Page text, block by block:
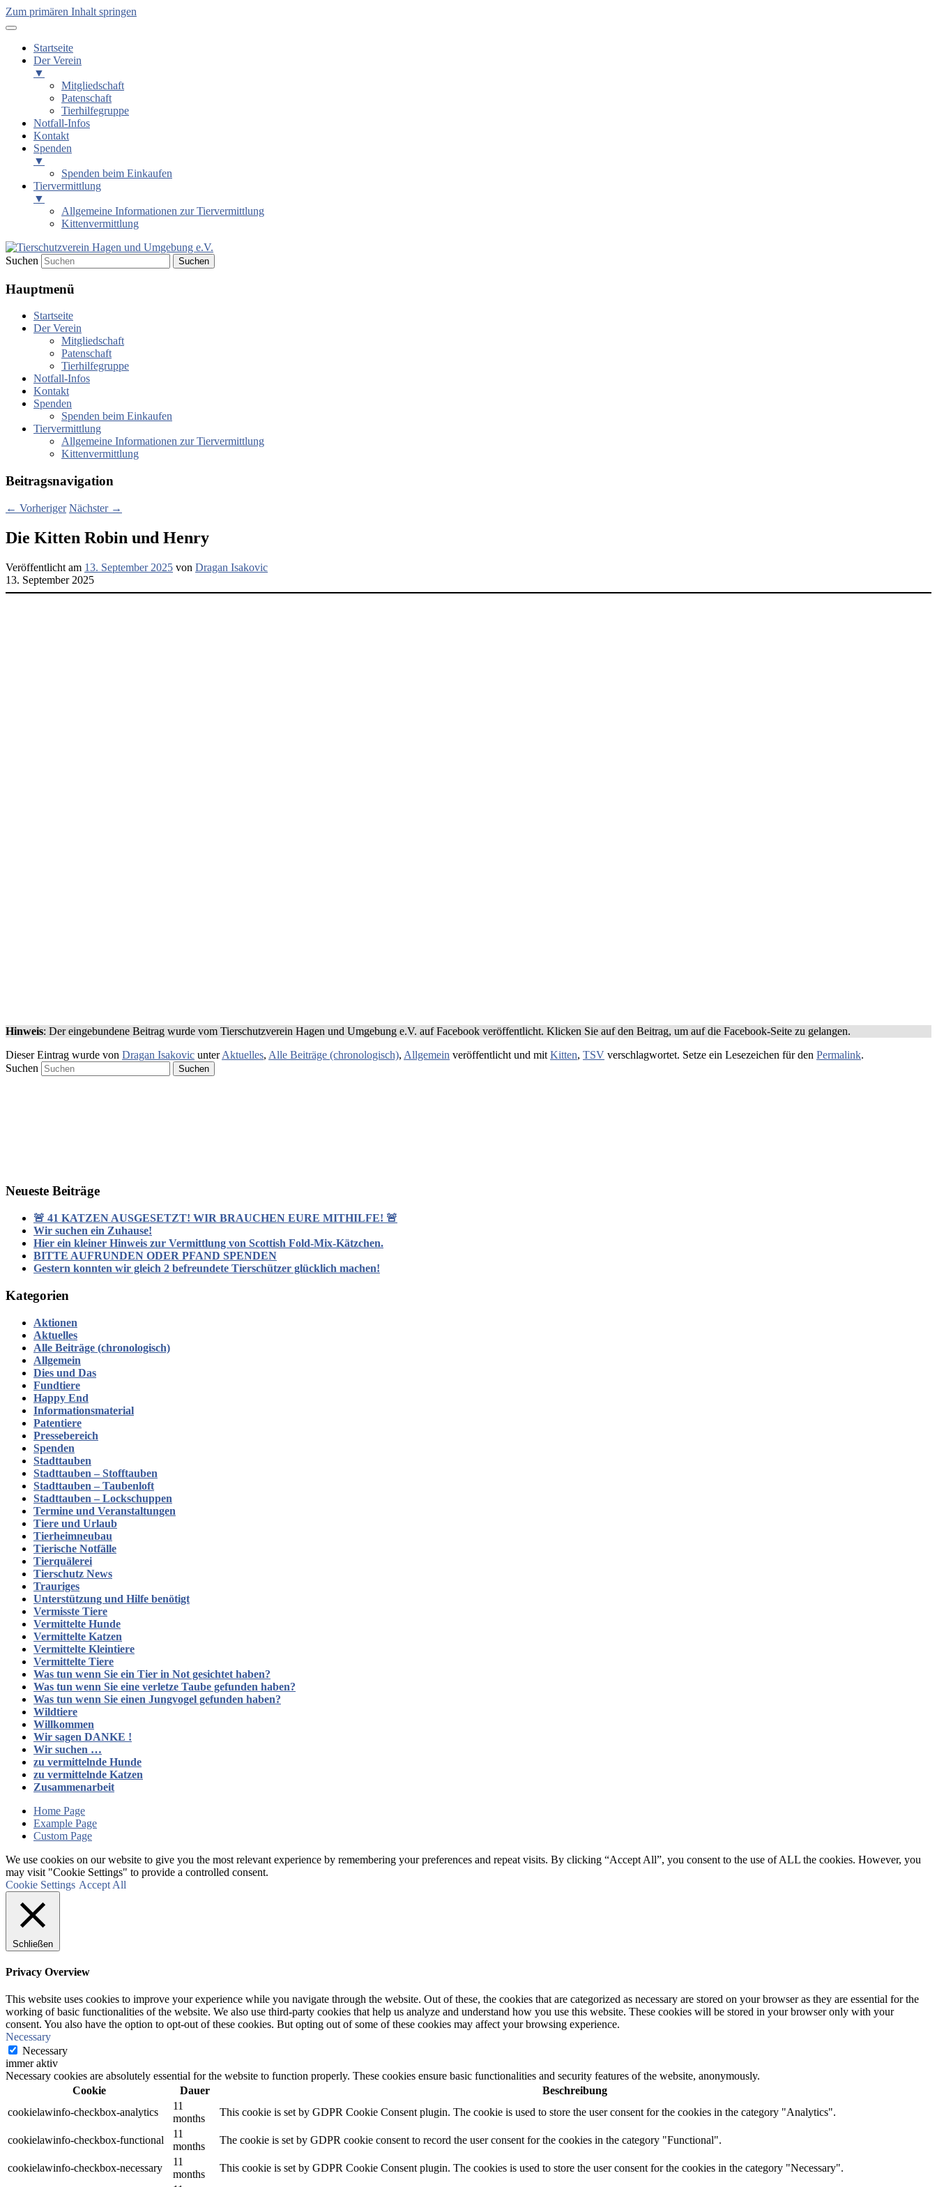
Zum primären Inhalt springen
Startseite
Der Verein
▼
Mitgliedschaft
Patenschaft
Tierhilfegruppe
Notfall-Infos
Kontakt
Spenden
▼
Spenden beim Einkaufen
Tiervermittlung
▼
Allgemeine Informationen zur Tiervermittlung
Kittenvermittlung
Tierschutzverein Hagen und Umgebung e.V.
Suchen
Hauptmenü
Startseite
Der Verein
Mitgliedschaft
Patenschaft
Tierhilfegruppe
Notfall-Infos
Kontakt
Spenden
Spenden beim Einkaufen
Tiervermittlung
Allgemeine Informationen zur Tiervermittlung
Kittenvermittlung
Beitragsnavigation
← Vorheriger Nächster →
Die Kitten Robin und Henry
Veröffentlicht am 13. September 2025 von Dragan Isakovic
13. September 2025
Hinweis: Der eingebundene Beitrag wurde vom Tierschutzverein Hagen und Umgebung e.V. auf Facebook veröffentlicht. Klicken Sie auf den Beitrag, um auf die Facebook-Seite zu gelangen.
Dieser Eintrag wurde von Dragan Isakovic unterAktuelles, Alle Beiträge (chronologisch), Allgemein veröffentlicht und mit Kitten, TSV verschlagwortet. Setze ein Lesezeichen für den Permalink.
Suchen
Neueste Beiträge
🚨 41 KATZEN AUSGESETZT! WIR BRAUCHEN EURE MITHILFE! 🚨
Wir suchen ein Zuhause!
Hier ein kleiner Hinweis zur Vermittlung von Scottish Fold-Mix-Kätzchen.
BITTE AUFRUNDEN ODER PFAND SPENDEN
Gestern konnten wir gleich 2 befreundete Tierschützer glücklich machen!
Kategorien
Aktionen
Aktuelles
Alle Beiträge (chronologisch)
Allgemein
Dies und Das
Fundtiere
Happy End
Informationsmaterial
Patentiere
Pressebereich
Spenden
Stadttauben
Stadttauben – Stofftauben
Stadttauben – Taubenloft
Stadttauben – Lockschuppen
Termine und Veranstaltungen
Tiere und Urlaub
Tierheimneubau
Tierische Notfälle
Tierquälerei
Tierschutz News
Trauriges
Unterstützung und Hilfe benötigt
Vermisste Tiere
Vermittelte Hunde
Vermittelte Katzen
Vermittelte Kleintiere
Vermittelte Tiere
Was tun wenn Sie ein Tier in Not gesichtet haben?
Was tun wenn Sie eine verletze Taube gefunden haben?
Was tun wenn Sie einen Jungvogel gefunden haben?
Wildtiere
Willkommen
Wir sagen DANKE !
Wir suchen …
zu vermittelnde Hunde
zu vermittelnde Katzen
Zusammenarbeit
Home Page
Example Page
Custom Page
We use cookies on our website to give you the most relevant experience by remembering your preferences and repeat visits. By clicking “Accept All”, you consent to the use of ALL the cookies. However, you
may visit "Cookie Settings" to provide a controlled consent.
Cookie Settings Accept All
Schließen
Privacy Overview
This website uses cookies to improve your experience while you navigate through the website. Out of these, the cookies that are categorized as necessary are stored on your browser as they are essential for the
working of basic functionalities of the website. We also use third-party cookies that help us analyze and understand how you use this website. These cookies will be stored in your browser only with your
consent. You also have the option to opt-out of these cookies. But opting out of some of these cookies may affect your browsing experience.
Necessary
Necessary
immer aktiv
Necessary cookies are absolutely essential for the website to function properly. These cookies ensure basic functionalities and security features of the website, anonymously.
Cookie
Dauer
Beschreibung
cookielawinfo-checkbox-analytics
11
months
This cookie is set by GDPR Cookie Consent plugin. The cookie is used to store the user consent for the cookies in the category "Analytics".
cookielawinfo-checkbox-functional
11
months
The cookie is set by GDPR cookie consent to record the user consent for the cookies in the category "Functional".
cookielawinfo-checkbox-necessary
11
months
This cookie is set by GDPR Cookie Consent plugin. The cookies is used to store the user consent for the cookies in the category "Necessary".